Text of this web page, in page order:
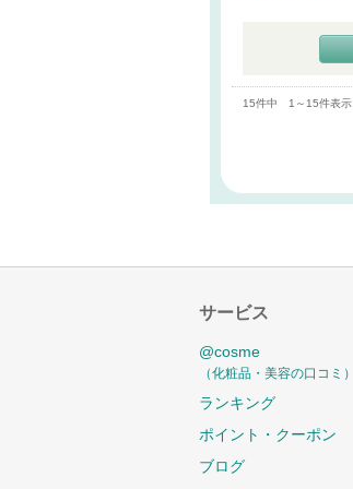
15件中 1～15件表示
サービス
@cosme
（化粧品・美容の口コミ）
ランキング
ポイント・クーポン
ブログ